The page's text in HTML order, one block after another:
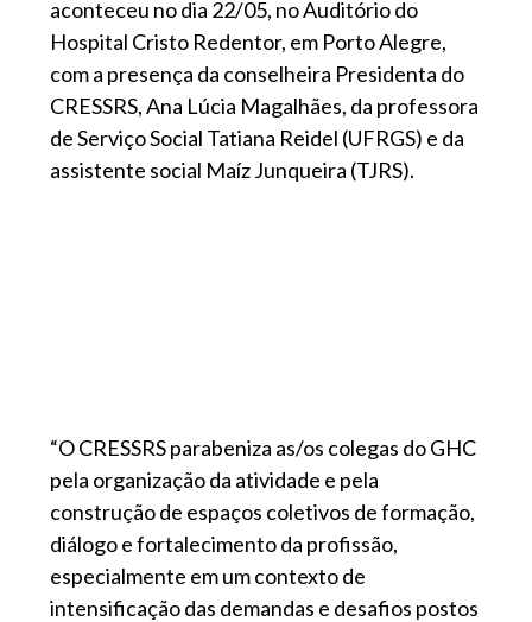
aconteceu no dia 22/05, no Auditório do
Hospital Cristo Redentor, em Porto Alegre,
com a presença da conselheira Presidenta do
CRESSRS, Ana Lúcia Magalhães, da professora
de Serviço Social Tatiana Reidel (UFRGS) e da
assistente social Maíz Junqueira (TJRS).
“O CRESSRS parabeniza as/os colegas do GHC
pela organização da atividade e pela
construção de espaços coletivos de formação,
diálogo e fortalecimento da profissão,
especialmente em um contexto de
intensificação das demandas e desafios postos